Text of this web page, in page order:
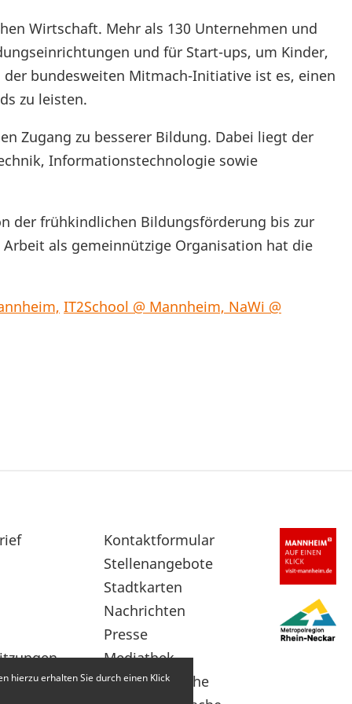
Wirtschaft. Mehr als 130 Unternehmen und
und für Start-ups, um Kinder,
bundesweiten Mitmach-Initiative ist es, einen
zu leisten.
Zugang zu besserer Bildung. Dabei liegt der
Informationstechnologie sowie
der frühkindlichen Bildungsförderung bis zur
als gemeinnützige Organisation hat die
IT2School @ Mannheim, NaWi @
Sekundärnavigation
im
Fußbereich
Kontaktformular
Stellenangebote
Stadtkarten
Nachrichten
Presse
Mediathek
Leichte Sprache
hierzu erhalten Sie durch einen Klick